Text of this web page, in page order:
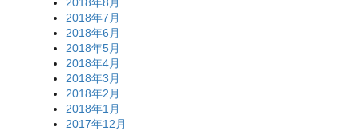
2018年7月
2018年6月
2018年5月
2018年4月
2018年3月
2018年2月
2018年1月
2017年12月